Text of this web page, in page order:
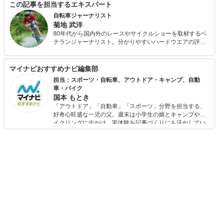
この記事を担当するエキスパート
自転車ジャーナリスト
菊地 武洋
80年代から国内外のレースやサイクルショーを取材するベ
テランジャーナリスト。分かりやすいハードウエアの評論
イクのインプレッションも数多く手掛けている。グランフ
ォンドやセンチュリーライドなど海外ライドイベントにも
出場経験を持つ。単行本の他、自転車産業振興協会でプロ
向け教本の監修も手掛ける。
マイナビおすすめナビ編集部
担当：スポーツ・自転車、アウトドア・キャンプ、自動
車・バイク
国本 もとき
「アウトドア」「自動車」「スポーツ」分野を担当する、
好奇心旺盛な一児の父。週末は小学生の娘とキャンプやサ
イクリングに出かけ、実体験を記事づくりにも活かしてい
ます。読者の「知りたい」を分かりやすく届けることをモ